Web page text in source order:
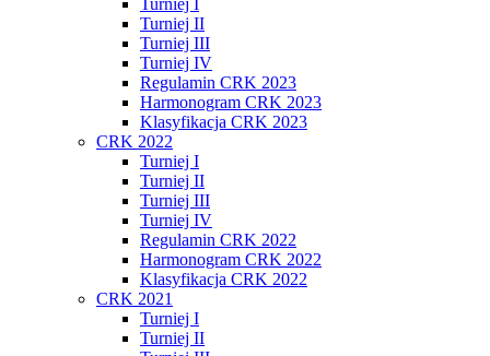
Turniej II
Turniej III
Turniej IV
Regulamin CRK 2023
Harmonogram CRK 2023
Klasyfikacja CRK 2023
CRK 2022
Turniej I
Turniej II
Turniej III
Turniej IV
Regulamin CRK 2022
Harmonogram CRK 2022
Klasyfikacja CRK 2022
CRK 2021
Turniej I
Turniej II